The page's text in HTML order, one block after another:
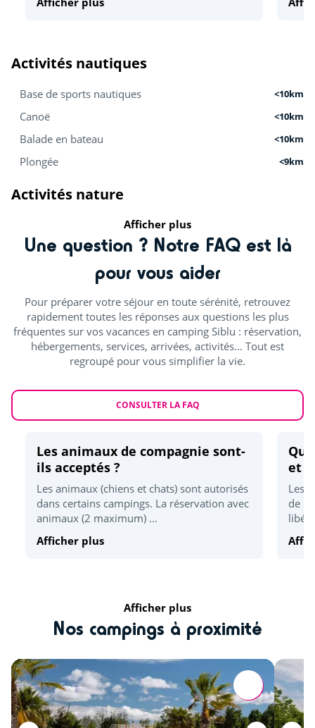
Activités nautiques
Base de sports nautiques <10km
Canoë <10km
Balade en bateau <10km
Plongée <9km
Activités nature
Centre équestre (€)
Accrobranche <11km
Zoo <15km
Activités sportives
Détente et bien être
Espace bien-être
Plage la plus proche <7km
Parc d'attraction <10km
Gorges de l'Hérault
Camargue <53km
Nîmes <58km
Afficher plus
Une question ? Notre FAQ est là
pour vous aider
Pour préparer votre séjour en toute sérénité, retrouvez
rapidement toutes les réponses aux questions les plus
fréquentes sur vos vacances en camping Siblu : réservation,
hébergements, services, arrivées, activités... Tout est
regroupé pour vous simplifier la vie.
CONSULTER LA FAQ
Les animaux de compagnie sont-
ils acceptés ?
Les animaux (chiens et chats) sont autorisés
dans certains campings. La réservation avec
animaux (2 maximum) ...
Afficher plus
et
Les
de
Afficher plus
Nos campings à proximité